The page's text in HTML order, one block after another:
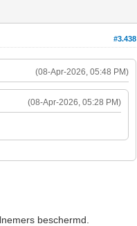
#3.438
(08-Apr-2026, 05:48 PM)
(08-Apr-2026, 05:28 PM)
beschermd.